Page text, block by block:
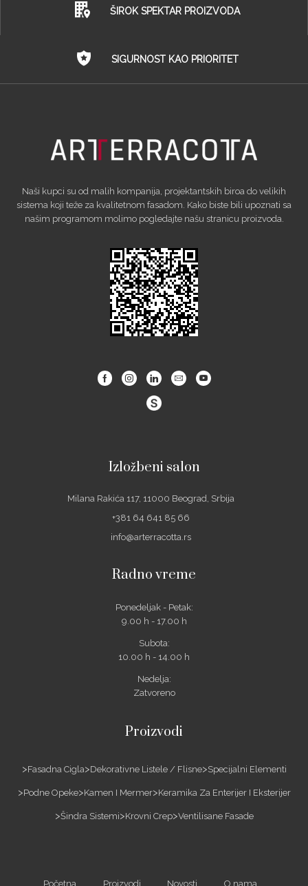
ŠIROK SPEKTAR PROIZVODA
SIGURNOST KAO PRIORITET
Naši kupci su od malih kompanija, projektantskih biroa do velikih
sistema koji teže za kvalitetnom fasadom. Kako biste bili upoznati sa
našim programom molimo pogledajte našu stranicu proizvoda.
FacebookInstagramLinkedinEmail Youtube
Izložbeni salon
Milana Rakića 117, 11000 Beograd, Srbija
+381 64 641 85 66
info@arterracotta.rs
Radno vreme
Ponedeljak - Petak:
9.00 h - 17.00 h
Subota:
10.00 h - 14.00 h
Nedelja:
Zatvoreno
Proizvodi
Fasadna Cigla Dekorativne Listele / Flisne Specijalni Elementi
Podne Opeke Kamen I Mermer Keramika Za Enterijer I Eksterijer
Šindra Sistemi Krovni Crep Ventilisane Fasade
Početna Proizvodi Novosti O nama